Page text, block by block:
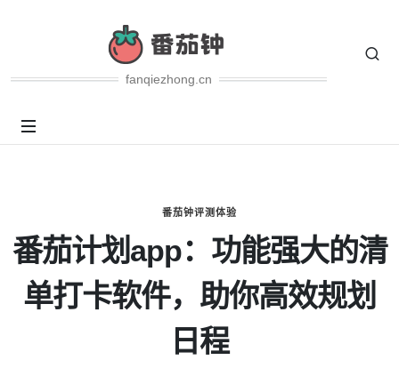
fanqiezhong.cn
番茄钟评测体验
番茄计划app：功能强大的清
单打卡软件，助你高效规划
日程